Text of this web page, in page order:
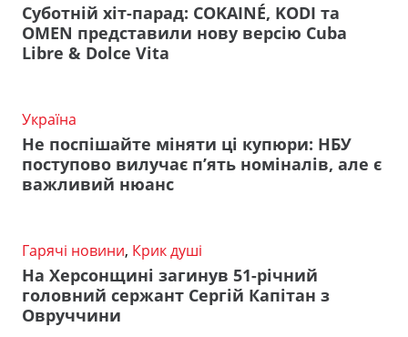
Суботній хіт-парад: COKAINÉ, KODI та
OMEN представили нову версію Cuba
Libre & Dolce Vita
Україна
Не поспішайте міняти ці купюри: НБУ
поступово вилучає п’ять номіналів, але є
важливий нюанс
Гарячі новини, Крик душі
На Херсонщині загинув 51-річний
головний сержант Сергій Капітан з
Овруччини